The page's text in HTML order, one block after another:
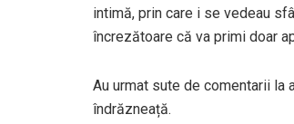
intimă, prin care i se vedeau
încrezătoare că va primi doar
Au urmat sute de comentarii la
îndrăzneață.